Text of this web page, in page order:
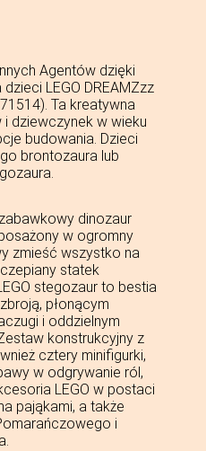
Agentów dzięki
LEGO DREAMZzz
Ta kreatywna
dziewczynek w wieku
budowania. Dzieci
brontozaura lub
dinozaur
w ogromny
zmieść wszystko na
statek
stegozaur to bestia
płonącym
i oddzielnym
konstrukcyjny z
cztery minifigurki,
w odgrywanie ról,
LEGO w postaci
pająkami, a także
i